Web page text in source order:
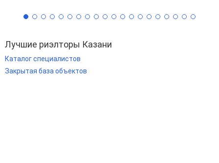
Лучшие риэлторы Казани
Каталог специалистов
Закрытая база объектов